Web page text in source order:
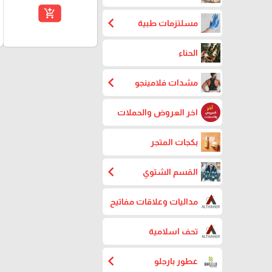
مسلتزمات طبية chevron_left
الحناء
مشدات فلامينجو chevron_left
اخر العروض والحملات
بكجات المتجر
القسم الشتوي chevron_left
مداليات وعلاقات مفاتيح
تحف اسلامية
عطور بارجلو chevron_left
add_shopping_cart